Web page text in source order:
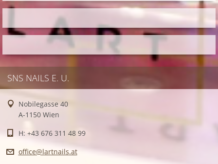
SNS NAILS E. U.
Nobilegasse 40
A-1150 Wien
H: +43 676 311 48 99
office@lartnails.at